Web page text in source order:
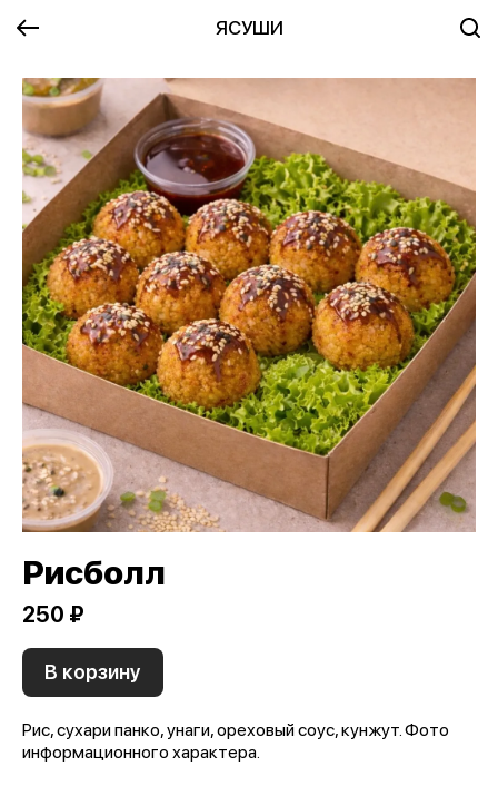
ЯСУШИ
Рисболл
250 ₽
В корзину
Рис, сухари панко, унаги, ореховый соус, кунжут. Фото
информационного характера.